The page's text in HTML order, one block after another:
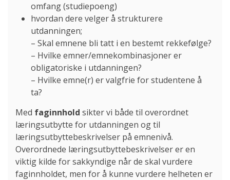
omfang (studiepoeng)
hvordan dere velger å strukturere
utdanningen;
– Skal emnene bli tatt i en bestemt rekkefølge?
– Hvilke emner/emnekombinasjoner er
obligatoriske i utdanningen?
– Hvilke emne(r) er valgfrie for studentene å
ta?
Med faginnhold sikter vi både til overordnet
læringsutbytte for utdanningen og til
læringsutbyttebeskrivelser på emnenivå.
Overordnede læringsutbyttebeskrivelser er en
viktig kilde for sakkyndige når de skal vurdere
faginnholdet, men for å kunne vurdere helheten er